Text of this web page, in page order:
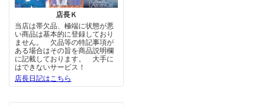
店長Ｋ
当店は帯欠品、極端に状態が悪
い商品は基本的に登録しており
ません。 欠品等の特記事項が
ある場合はその旨を商品説明欄
に記載しております。 大手に
はできないサービス！
店長日記はこちら